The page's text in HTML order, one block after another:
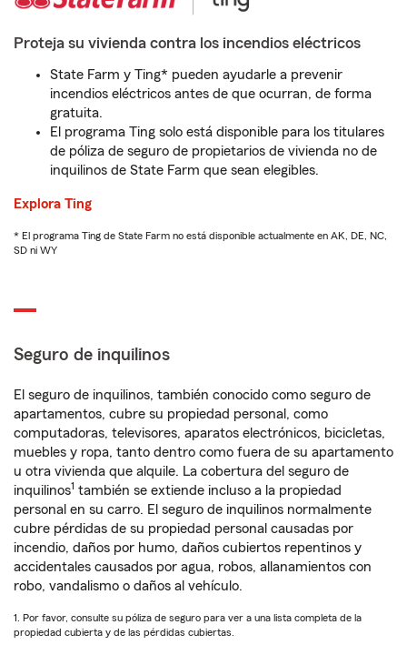
Proteja su vivienda contra los incendios eléctricos
State Farm y Ting* pueden ayudarle a prevenir
incendios eléctricos antes de que ocurran, de forma
gratuita.
El programa Ting solo está disponible para los titulares
de póliza de seguro de propietarios de vivienda no de
inquilinos de State Farm que sean elegibles.
Explora Ting
* El programa Ting de State Farm no está disponible actualmente en AK, DE, NC,
SD ni WY
Seguro de inquilinos
El seguro de inquilinos, también conocido como seguro de
apartamentos, cubre su propiedad personal, como
computadoras, televisores, aparatos electrónicos, bicicletas,
muebles y ropa, tanto dentro como fuera de su apartamento
u otra vivienda que alquile. La cobertura del seguro de
inquilinos1 también se extiende incluso a la propiedad
personal en su carro. El seguro de inquilinos normalmente
cubre pérdidas de su propiedad personal causadas por
incendio, daños por humo, daños cubiertos repentinos y
accidentales causados por agua, robos, allanamientos con
robo, vandalismo o daños al vehículo.
1. Por favor, consulte su póliza de seguro para ver a una lista completa de la
propiedad cubierta y de las pérdidas cubiertas.